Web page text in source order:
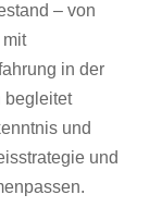
– von
mit
in der
begleitet
und
und